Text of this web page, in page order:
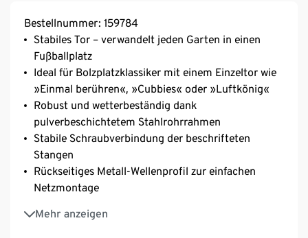
Bestellnummer: 159784
Stabiles Tor – verwandelt jeden Garten in einen
Fußballplatz
Ideal für Bolzplatzklassiker mit einem Einzeltor wie
»Einmal berühren«, »Cubbies« oder »Luftkönig«
Robust und wetterbeständig dank
pulverbeschichtetem Stahlrohrrahmen
Stabile Schraubverbindung der beschrifteten
Stangen
Rückseitiges Metall-Wellenprofil zur einfachen
Netzmontage
Mehr anzeigen
Engmaschiges, wetterfestes Polyesternetz
Einfacher Aufbau dank beschrifteter Stangen